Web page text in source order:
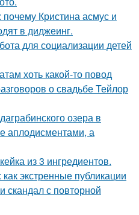
Кристина асмус и
в диджеинг.
для социализации детей
хоть какой-то повод
о свадьбе Тейлор
озера в
аплодисментами, а
из 3 ингредиентов.
экстренные публикации
скандал с повторной